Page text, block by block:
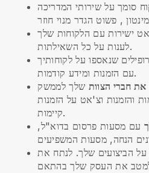
סומך על שירותי המדריכה
ישירות עם הלקוחות שלך
לענות על כל השאילתות.
שנאספו על לקוחותיך
עם הזמנות ומידע קודמות.
את חברי הצוות שלך לממשק Blackbell שלך,
והזמנות וצ'אט על הזמנות
קיימות.
עם מסעות פרסום בדוא"ל,
הביצועים שלך. לנתח את